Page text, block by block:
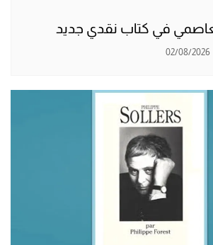
في كتاب نقدي جديد
02/08/2026